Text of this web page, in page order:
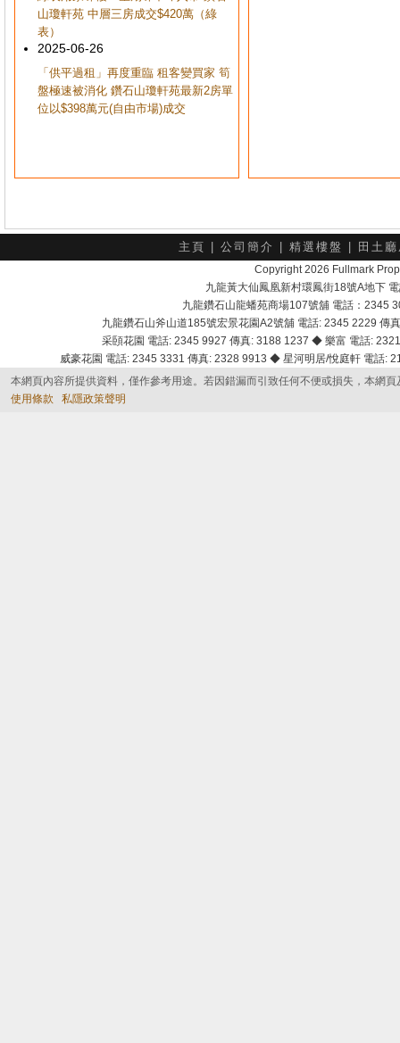
山瓊軒苑 中層三房成交$420萬（綠
表）
2025-06-26
「供平過租」再度重臨 租客變買家 筍
盤極速被消化 鑽石山瓊軒苑最新2房單
位以$398萬元(自由市場)成交
主頁 公司簡介 精選樓盤 田土
Copyright 2026 Fullmark
九龍黃大仙鳳凰新村環鳳街18號A地下
九龍鑽石山龍蟠苑商場107號舖 電話：2345
九龍鑽石山斧山道185號宏景花園A2號舖 電話: 2345 2229
采頣花園 電話: 2345 9927 傳真: 3188 1237 ◆ 樂富 電話:
威豪花園 電話: 2345 3331 傳真: 2328 9913 ◆ 星河明居/悅庭軒 電話
本網頁內容所提供資料，僅作參考用途。若因錯漏而引致任何不便或損失，本網
使用條款
私隱政策聲明